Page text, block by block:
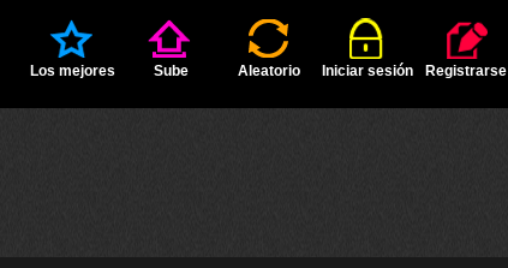
Los mejores Sube Aleatorio Iniciar sesión Registrarse